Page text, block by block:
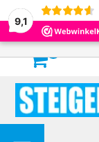
9,1
Door het gebruiken
cookies om onze